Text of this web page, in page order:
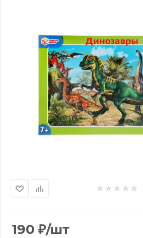
190 ₽/шт